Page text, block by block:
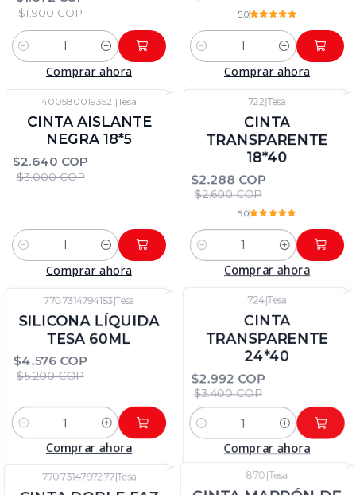
$1.900 COP
Cantidad
Comprar ahora
5.0
Cantidad
Comprar ahora
DTO
4005800193521|Tesa
CINTA AISLANTE
NEGRA 18*5
$2.640 COP
$3.000 COP
Cantidad
Comprar ahora
722|Tesa
CINTA
TRANSPARENTE
18*40
$2.288 COP
$2.600 COP
5.0
Cantidad
Comprar ahora
DTO
7707314794153|Tesa
SILICONA LÍQUIDA
TESA 60ML
$4.576 COP
$5.200 COP
Cantidad
Comprar ahora
724|Tesa
CINTA
TRANSPARENTE
24*40
$2.992 COP
$3.400 COP
Cantidad
Comprar ahora
7707314797277| Tesa 870 Tesa